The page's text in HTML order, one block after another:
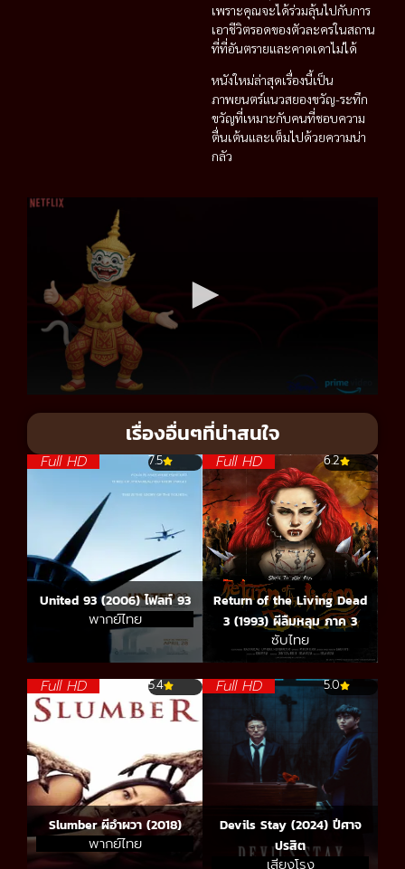
เพราะคุณจะได้ร่วมลุ้นไปกับการ
เอาชีวิตรอดของตัวละครในสถาน
ที่ที่อันตรายและคาดเดาไม่ได้
หนังใหม่ล่าสุดเรื่องนี้เป็น
ภาพยนตร์แนวสยองขวัญ-ระทึก
ขวัญที่เหมาะกับคนที่ชอบความ
ตื่นเต้นและเต็มไปด้วยความน่า
กลัว
เรื่องอื่นๆที่น่าสนใจ
Full HD 7.5
United 93 (2006) ไฟลท์ 93
พากย์ไทย
Full HD 6.2
Return of the Living Dead
3 (1993) ผีลืมหลุม ภาค 3
ซับไทย
Full HD 5.4
Slumber ผีอำผวา (2018)
พากย์ไทย
Full HD 5.0
Devils Stay (2024) ปีศาจ
ปรสิต
เสียงโรง